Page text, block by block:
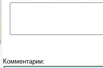
Комментарии: